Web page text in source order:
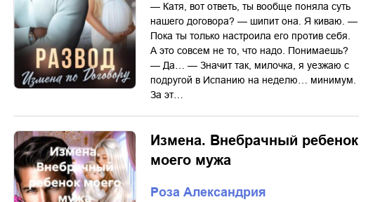
— Катя, вот ответь, ты вообще поняла суть
нашего договора? — шипит она. Я киваю. —
Пока ты только настроила его против себя.
А это совсем не то, что надо. Понимаешь?
— Да… — Значит так, милочка, я уезжаю с
подругой в Испанию на неделю… минимум.
За эт…
Измена. Внебрачный ребенок
моего мужа
Роза Александрия